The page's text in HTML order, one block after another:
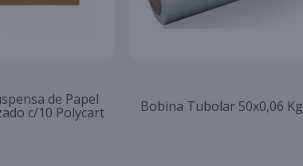
de Papel
c/10 Polycart Bobina Tubolar 50x0,06 Kg